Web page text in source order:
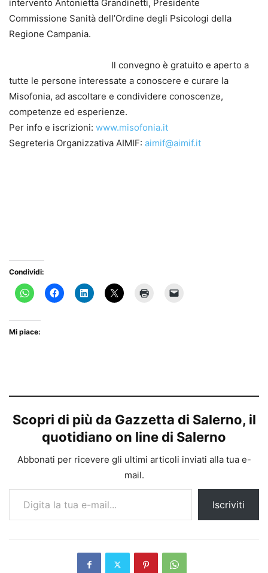
intervento Antonietta Grandinetti, Presidente
Commissione Sanità dell’Ordine degli Psicologi della
Regione Campania.
Il convegno è gratuito e aperto a
tutte le persone interessate a conoscere e curare la
Misofonia, ad ascoltare e condividere conoscenze,
competenze ed esperienze.
Per info e iscrizioni: www.misofonia.it
Segreteria Organizzativa AIMIF: aimif@aimif.it
Condividi:
Mi piace:
Scopri di più da Gazzetta di Salerno, il
quotidiano on line di Salerno
Abbonati per ricevere gli ultimi articoli inviati alla tua e-
mail.
Digita la tua e-mail...
Iscriviti